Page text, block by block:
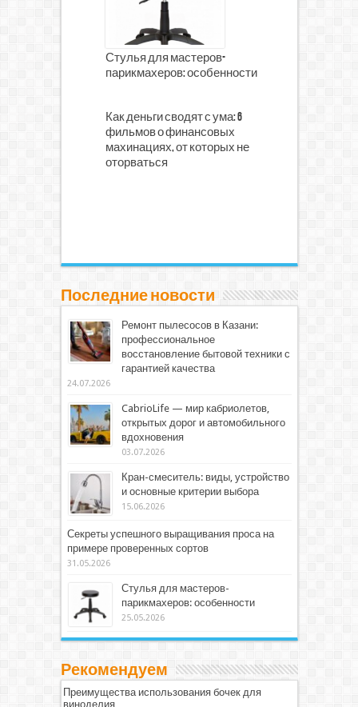
Стулья для мастеров-
парикмахеров: особенности
Как деньги сводят с ума: 6
фильмов о финансовых
махинациях, от которых не
оторваться
Последние новости
Ремонт пылесосов в Казани:
профессиональное
восстановление бытовой техники с
гарантией качества
24.07.2026
CabrioLife — мир кабриолетов,
открытых дорог и автомобильного
вдохновения
03.07.2026
Кран-смеситель: виды, устройство
и основные критерии выбора
15.06.2026
Секреты успешного выращивания проса на
примере проверенных сортов
31.05.2026
Стулья для мастеров-
парикмахеров: особенности
25.05.2026
Рекомендуем
Преимущества использования бочек для
виноделия